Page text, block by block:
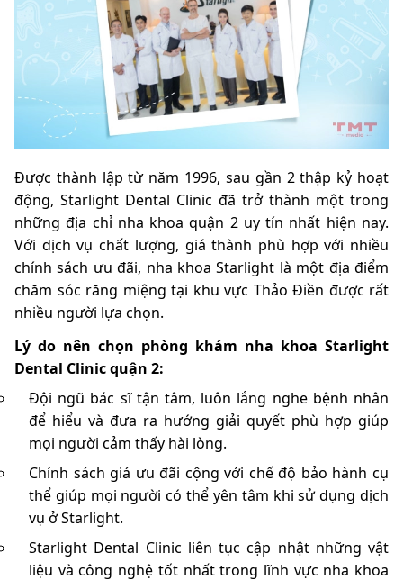
Được thành lập từ năm 1996, sau gần 2 thập kỷ hoạt
động, Starlight Dental Clinic đã trở thành một trong
những địa chỉ nha khoa quận 2 uy tín nhất hiện nay.
Với dịch vụ chất lượng, giá thành phù hợp với nhiều
chính sách ưu đãi, nha khoa Starlight là một địa điểm
chăm sóc răng miệng tại khu vực Thảo Điền được rất
nhiều người lựa chọn.
Lý do nên chọn phòng khám nha khoa Starlight
Dental Clinic quận 2:
Đội ngũ bác sĩ tận tâm, luôn lắng nghe bệnh nhân
để hiểu và đưa ra hướng giải quyết phù hợp giúp
mọi người cảm thấy hài lòng.
Chính sách giá ưu đãi cộng với chế độ bảo hành cụ
thể giúp mọi người có thể yên tâm khi sử dụng dịch
vụ ở Starlight.
Starlight Dental Clinic liên tục cập nhật những vật
liệu và công nghệ tốt nhất trong lĩnh vực nha khoa